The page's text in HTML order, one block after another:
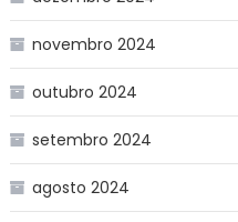
novembro 2024
outubro 2024
setembro 2024
agosto 2024